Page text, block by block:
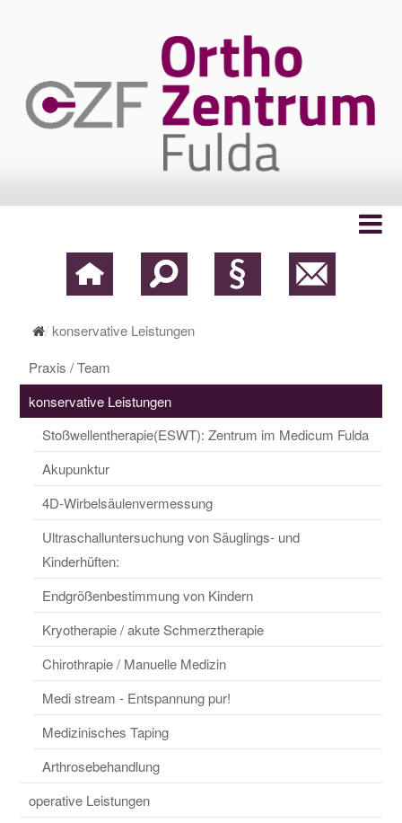
konservative Leistungen
Praxis / Team
konservative Leistungen
Stoßwellentherapie(ESWT): Zentrum im Medicum Fulda
Akupunktur
4D-Wirbelsäulenvermessung
Ultraschalluntersuchung von Säuglings- und
Kinderhüften:
Endgrößenbestimmung von Kindern
Kryotherapie / akute Schmerztherapie
Chirothrapie / Manuelle Medizin
Medi stream - Entspannung pur!
Medizinisches Taping
Arthrosebehandlung
operative Leistungen